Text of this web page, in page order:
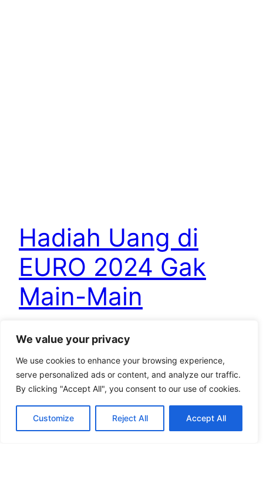
We value your privacy
We use cookies to enhance your browsing experience,
serve personalized ads or content, and analyze our traffic.
By clicking "Accept All", you consent to our use of cookies.
Customize Reject All Accept All
Hadiah Uang di
EURO 2024 Gak
Main-Main
Jumat, 14 Juni 2024 – 09:15 WIB EURO 2024 atau
Piala Eropa 2024 14 Juni-14 Juli di Jerman. Foto:
uefa jpnn.com – MUNICH – Besaran distribusi
uang kepada kontestan EURO 2024 atau Piala
“Totalnya 331 juta Euro,” bunyi laporan di laman
UEFA. Itu setara dengan sekitar Rp 5,8…